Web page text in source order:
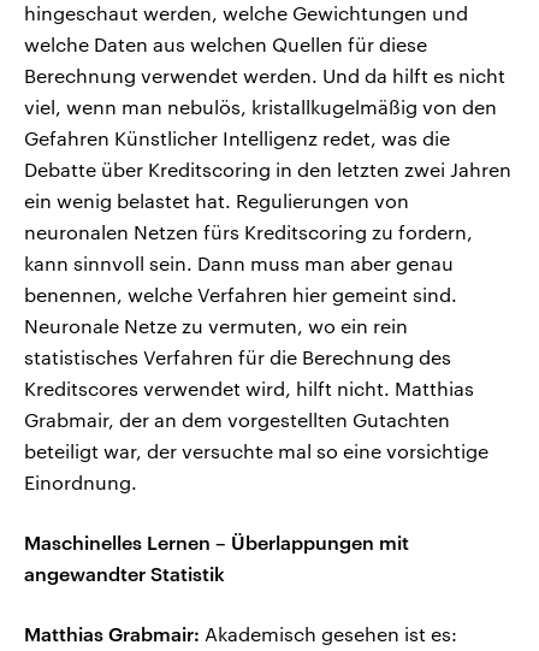
hingeschaut werden, welche Gewichtungen und
welche Daten aus welchen Quellen für diese
Berechnung verwendet werden. Und da hilft es nicht
viel, wenn man nebulös, kristallkugelmäßig von den
Gefahren Künstlicher Intelligenz redet, was die
Debatte über Kreditscoring in den letzten zwei Jahren
ein wenig belastet hat. Regulierungen von
neuronalen Netzen fürs Kreditscoring zu fordern,
kann sinnvoll sein. Dann muss man aber genau
benennen, welche Verfahren hier gemeint sind.
Neuronale Netze zu vermuten, wo ein rein
statistisches Verfahren für die Berechnung des
Kreditscores verwendet wird, hilft nicht. Matthias
Grabmair, der an dem vorgestellten Gutachten
beteiligt war, der versuchte mal so eine vorsichtige
Einordnung.
Maschinelles Lernen – Überlappungen mit
angewandter Statistik
Matthias Grabmair: Akademisch gesehen ist es: